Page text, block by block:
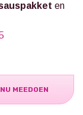
en
NU MEEDOEN